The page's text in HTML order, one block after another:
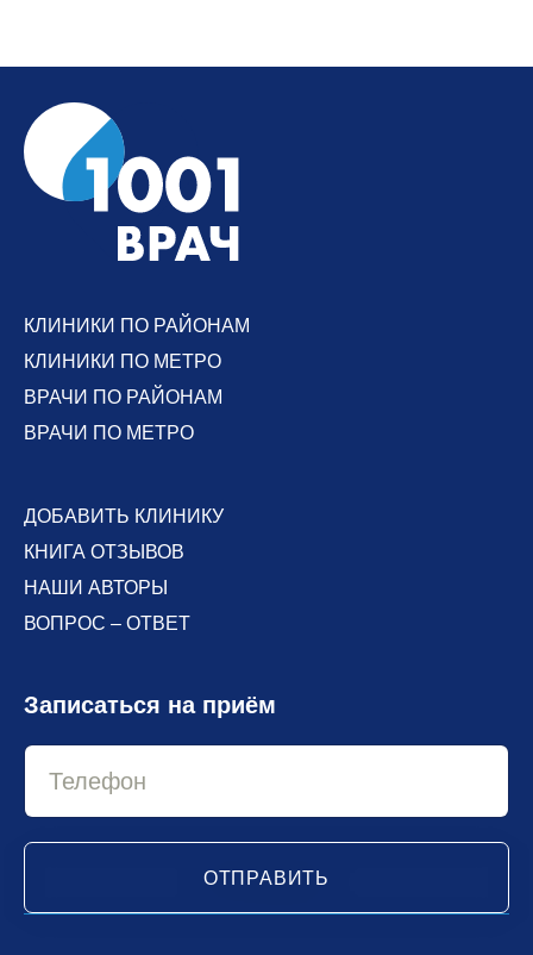
КЛИНИКИ ПО РАЙОНАМ
КЛИНИКИ ПО МЕТРО
ВРАЧИ ПО РАЙОНАМ
ВРАЧИ ПО МЕТРО
ДОБАВИТЬ КЛИНИКУ
КНИГА ОТЗЫВОВ
НАШИ АВТОРЫ
ВОПРОС – ОТВЕТ
Записаться на приём
ОТПРАВИТЬ